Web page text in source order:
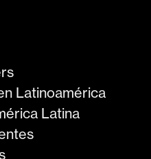
Latinoamérica
Latina